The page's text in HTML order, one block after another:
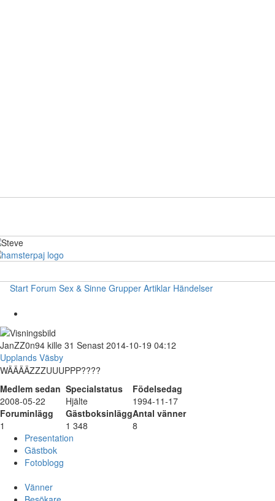
Start Forum Sex & Sinne Grupper Artiklar Händelser
JanZZ0n94 kille 31 Senast 2014-10-19 04:12
Upplands Väsby
WÄÄÄÄZZZUUUPPP????
Medlem sedan Specialstatus
Födelsedag
2008-05-22
Hjälte
1994-11-17
Foruminlägg
GästboksinläggAntal vänner
1
1 348
8
Presentation
Gästbok
Fotoblogg
Vänner